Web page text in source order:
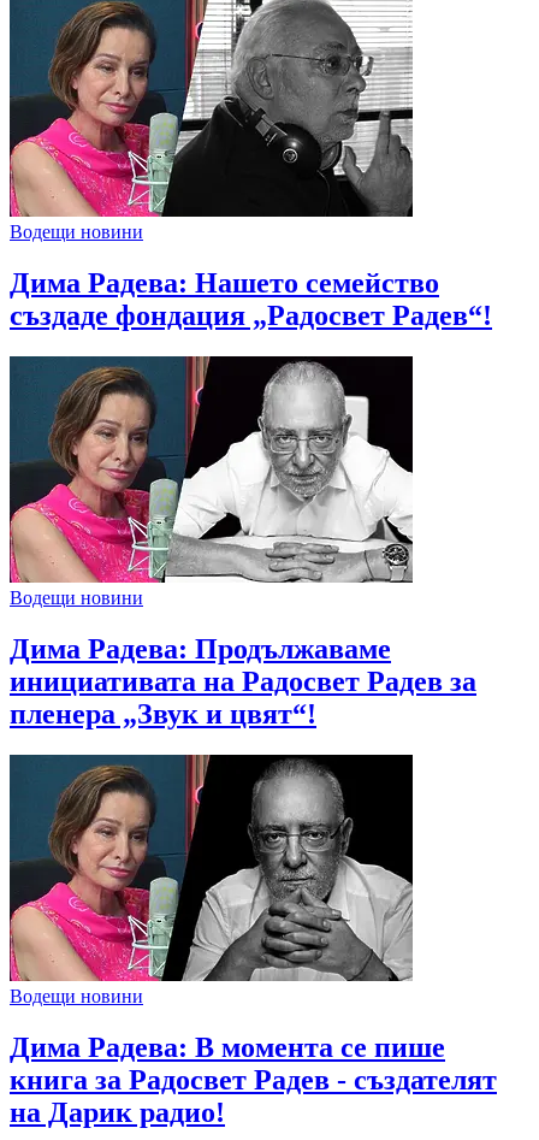
Водещи новини
Дима Радева: Нашето семейство
създаде фондация „Радосвет Радев“!
Водещи новини
Дима Радева: Продължаваме
инициативата на Радосвет Радев за
пленера „Звук и цвят“!
Водещи новини
Дима Радева: В момента се пише
книга за Радосвет Радев - създателят
на Дарик радио!